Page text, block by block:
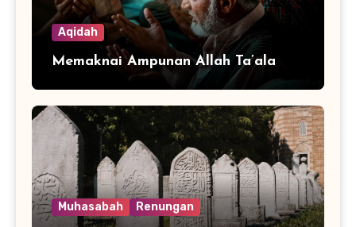
Aqidah
Memaknai Ampunan Allah Ta’ala
Muhasabah Renungan